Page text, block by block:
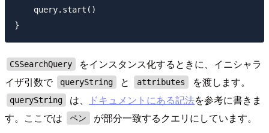
    query.start()
CSSearchQuery
をインスタンス化するときに、イニシャラ
イザ引数で
queryString と attributes を渡します。
queryString は、 ドキュメントにある記法を参考に書きま
す。ここでは
ペン が部分一致するクエリにしています。